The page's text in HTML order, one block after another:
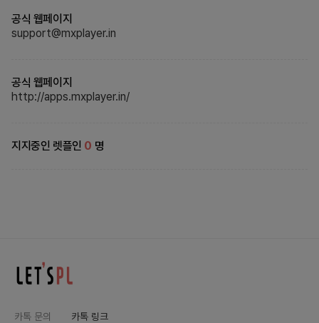
공식 웹페이지
support@mxplayer.in
공식 웹페이지
http://apps.mxplayer.in/
지지중인 렛플인 0 명
카톡 문의
카톡 링크